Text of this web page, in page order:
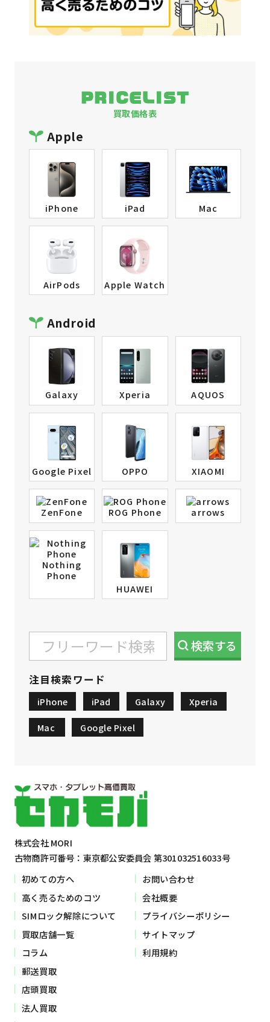
PRICELIST
買取価格表
Apple
iPhone iPad Mac
AirPods Apple Watch
Android
Galaxy Xperia AQUOS
Google Pixel OPPO XIAOMI
ZenFone ROG Phone arrows
Nothing
Phone
HUAWEI
検索する
注目検索ワード
iPhone iPad Galaxy Xperia
Mac Google Pixel
株式会社 MORI
古物商許可番号：東京都公安委員会 第301032516033号
初めての方へ
高く売るためのコツ
SIMロック解除について
買取店舗一覧
コラム
郵送買取
店頭買取
法人買取
お問い合わせ
会社概要
プライバシーポリシー
サイトマップ
利用規約